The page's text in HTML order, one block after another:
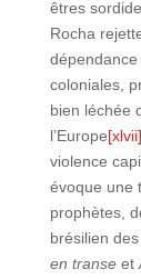
êtres
Rocha
coloniales,
bien léchée
l’Europe[xlvii]
violence
évoque une
prophètes,
brésilien
en transeet